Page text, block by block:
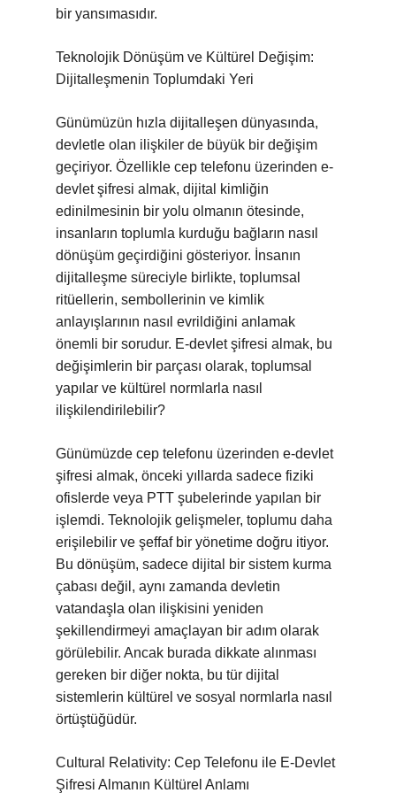
bir yansımasıdır.
Teknolojik Dönüşüm ve Kültürel Değişim:
Dijitalleşmenin Toplumdaki Yeri
Günümüzün hızla dijitalleşen dünyasında,
devletle olan ilişkiler de büyük bir değişim
geçiriyor. Özellikle cep telefonu üzerinden e-
devlet şifresi almak, dijital kimliğin
edinilmesinin bir yolu olmanın ötesinde,
insanların toplumla kurduğu bağların nasıl
dönüşüm geçirdiğini gösteriyor. İnsanın
dijitalleşme süreciyle birlikte, toplumsal
ritüellerin, sembollerinin ve kimlik
anlayışlarının nasıl evrildiğini anlamak
önemli bir sorudur. E-devlet şifresi almak, bu
değişimlerin bir parçası olarak, toplumsal
yapılar ve kültürel normlarla nasıl
ilişkilendirilebilir?
Günümüzde cep telefonu üzerinden e-devlet
şifresi almak, önceki yıllarda sadece fiziki
ofislerde veya PTT şubelerinde yapılan bir
işlemdi. Teknolojik gelişmeler, toplumu daha
erişilebilir ve şeffaf bir yönetime doğru itiyor.
Bu dönüşüm, sadece dijital bir sistem kurma
çabası değil, aynı zamanda devletin
vatandaşla olan ilişkisini yeniden
şekillendirmeyi amaçlayan bir adım olarak
görülebilir. Ancak burada dikkate alınması
gereken bir diğer nokta, bu tür dijital
sistemlerin kültürel ve sosyal normlarla nasıl
örtüştüğüdür.
Cultural Relativity: Cep Telefonu ile E-Devlet
Şifresi Almanın Kültürel Anlamı